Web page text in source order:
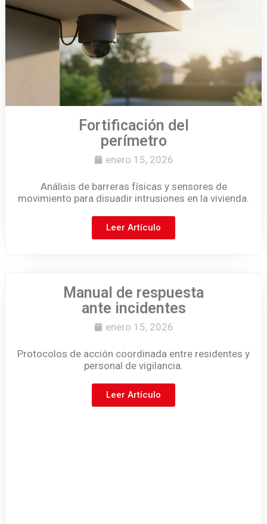
Fortificación del
perímetro
enero 15, 2026
Análisis de barreras físicas y sensores de
movimiento para disuadir intrusiones en la vivienda.
Leer Artículo
Manual de respuesta
ante incidentes
enero 15, 2026
Protocolos de acción coordinada entre residentes y
personal de vigilancia.
Leer Artículo